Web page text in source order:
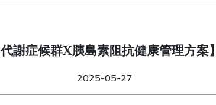
代謝症候群X胰島素阻抗健康管理方案】
2025-05-27